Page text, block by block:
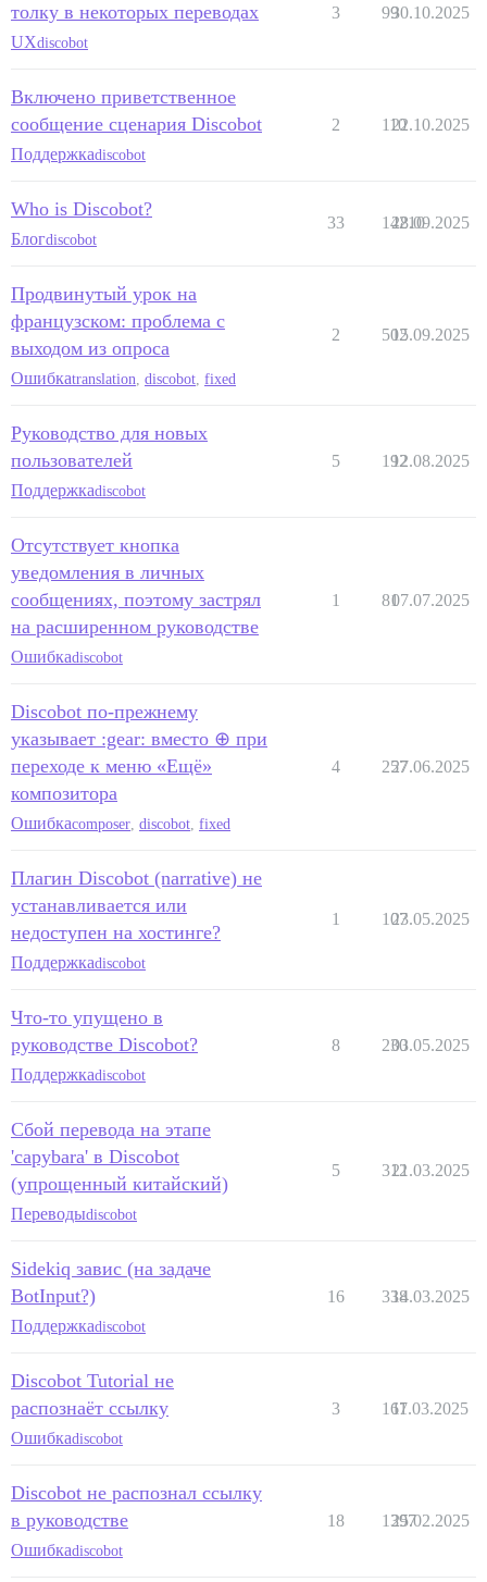
толку в некоторых переводах
UXdiscobot
3 9930.10.2025
Включено приветственное
сообщение сценария Discobot
Поддержкаdiscobot
2 110
22.10.2025
Who is Discobot?
Блогdiscobot
33 14210
28.09.2025
Продвинутый урок на
французском: проблема с
выходом из опроса
Ошибкаtranslation discobot fixed
2 502
15.09.2025
Руководство для новых
пользователей
Поддержкаdiscobot
5 192
12.08.2025
Отсутствует кнопка
уведомления в личных
сообщениях, поэтому застрял
на расширенном руководстве
Ошибкаdiscobot
1 8107.07.2025
Discobot по-прежнему
указывает :gear: вместо ⊕ при
переходе к меню «Ещё»
композитора
Ошибкаcomposer discobot fixed
4 257
27.06.2025
Плагин Discobot (narrative) не
устанавливается или
недоступен на хостинге?
Поддержкаdiscobot
1 107
23.05.2025
Что-то упущено в
руководстве Discobot?
Поддержкаdiscobot
8 230
03.05.2025
Сбой перевода на этапе
'capybara' в Discobot
(упрощенный китайский)
Переводыdiscobot
5 312
21.03.2025
Sidekiq завис (на задаче
BotInput?)
Поддержкаdiscobot
16 338
14.03.2025
Discobot Tutorial не
распознаёт ссылку
Ошибкаdiscobot
3 167
11.03.2025
Discobot не распознал ссылку
в руководстве
Ошибкаdiscobot
18 1397
25.02.2025